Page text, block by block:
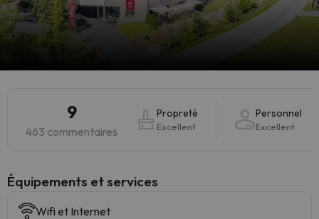
9
463 commentaires
Propreté
Excellent
Personnel
Excellent
​Équipements et services
Wifi et Internet